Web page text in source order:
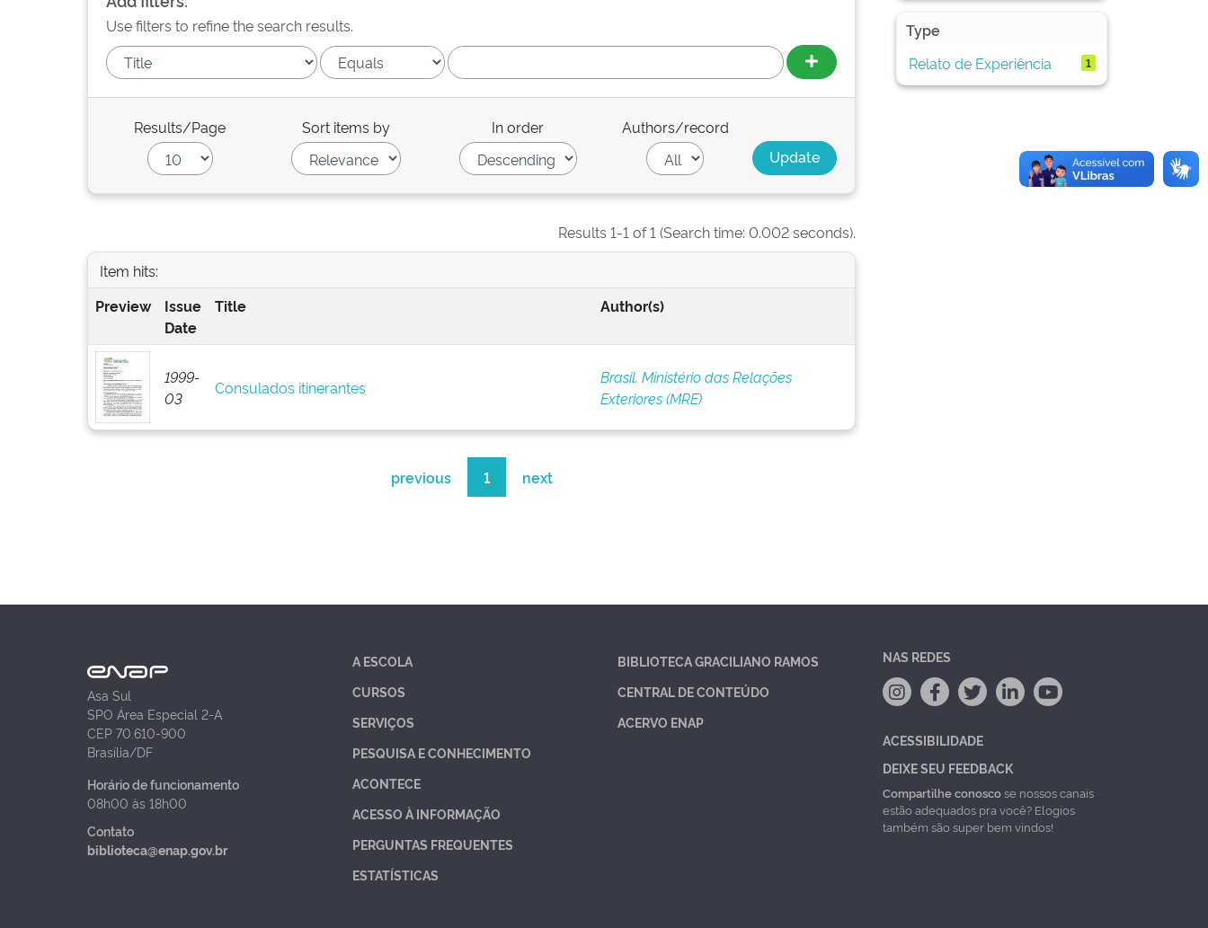
Use filters to refine the search results.
Results/Page Sort items by In order Authors/record
Results 1-1 of 1 (Search time: 0.002 seconds).
Item hits:
Preview
Issue
Date
Title Author(s)
1999-
03
Consulados itinerantes
Brasil. Ministério das Relações
Exteriores (MRE)
previous 1 next
Type
Relato de Experiência
1
Asa Sul
SPO Área Especial 2-A
CEP 70.610-900
Brasília/DF
Horário de funcionamento
08h00 às 18h00
Contato
biblioteca@enap.gov.br
A ESCOLA
CURSOS
SERVIÇOS
PESQUISA E CONHECIMENTO
ACONTECE
ACESSO À INFORMAÇÃO
PERGUNTAS FREQUENTES
ESTATÍSTICAS
BIBLIOTECA GRACILIANO RAMOS
CENTRAL DE CONTEÚDO
ACERVO ENAP
NAS REDES
ACESSIBILIDADE
DEIXE SEU FEEDBACK
Compartilhe conoscose nossos canais
estão adequados pra você? Elogios
também são super bem vindos!